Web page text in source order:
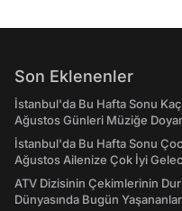
Son Eklenenler
İstanbul'da Bu Hafta Sonu
Ağustos Günleri Müziğe
İstanbul'da Bu Hafta Sonu
Ağustos Ailenize Çok İyi
ATV Dizisinin Çekimlerinin
Dünyasında Bugün Yaşananlar